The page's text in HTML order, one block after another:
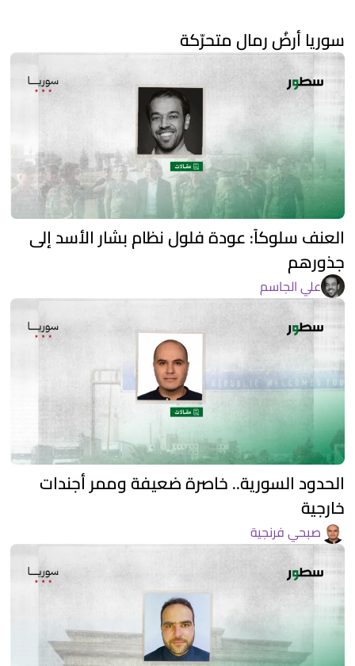
سوريا أرضُ رمال متحرّكة
العنف سلوكاً: عودة فلول نظام بشار الأسد إلى
جذورهم
علي الجاسم
الحدود السورية.. خاصرة ضعيفة وممر أجندات
خارجية
صبحي فرنجية